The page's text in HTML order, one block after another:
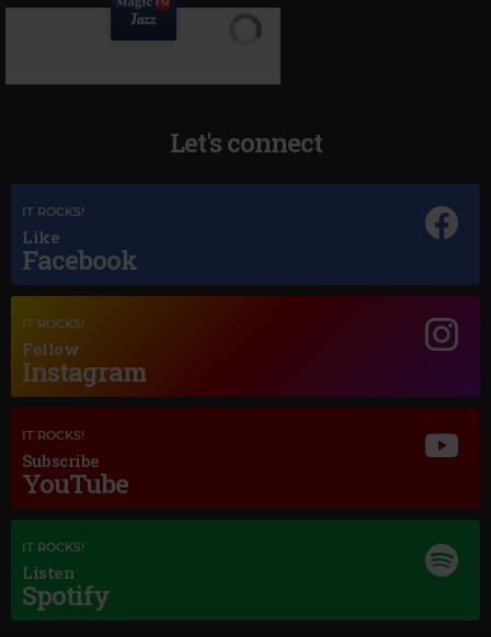
DUKE ELLINGTON
Let's connect
IT ROCKS!
Like
Facebook
IT ROCKS!
Follow
Instagram
IT ROCKS!
Subscribe
YouTube
IT ROCKS!
Listen
Spotify